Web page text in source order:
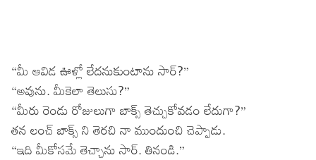
“మీ ఆవిడ ఊళ్లో లేదనుకుంటాను సార్?”
“అవును. మీకెలా తెలుసు?”
“మీరు రెండు రోజులుగా బాక్స్ తెచ్చుకోవడం లేదుగా?”
తన లంచ్ బాక్స్ ని తెరచి నా ముందుంచి చెప్పాడు.
“ఇది మీకోసమే తెచ్చాను సార్. తినండి.”